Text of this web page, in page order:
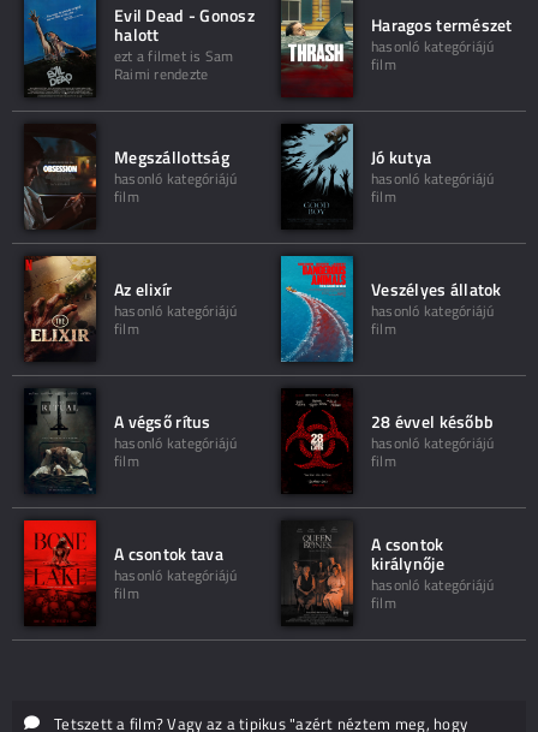
Evil Dead - Gonosz
halott
ezt a filmet is Sam
Raimi rendezte
Haragos természet
hasonló kategóriájú
film
Megszállottság
hasonló kategóriájú
film
Jó kutya
hasonló kategóriájú
film
Az elixír
hasonló kategóriájú
film
Veszélyes állatok
hasonló kategóriájú
film
A végső rítus
hasonló kategóriájú
film
28 évvel később
hasonló kategóriájú
film
A csontok tava
hasonló kategóriájú
film
A csontok
királynője
hasonló kategóriájú
film
Tetszett a film? Vagy az a tipikus "azért néztem meg, hogy